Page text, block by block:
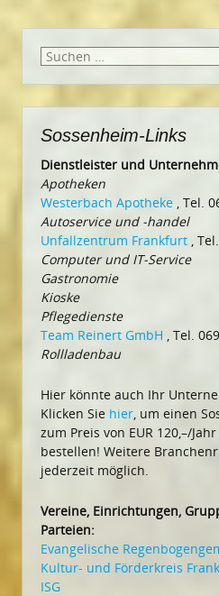
Suchen
Sossenheim-Links
Dienstleister und
Apotheken
Westerbach Apotheke , Tel.
Autoservice und -handel
Unfallzentrum Frankfurt ,
Computer und IT-Service
Gastronomie
Kioske
Pflegedienste
Team Reinert GmbH , Tel.
Rollladenbau
Hier könnte auch Ihr
Klicken Sie hier, um einen
zum Preis von EUR 120,–/
bestellen! Weitere
jederzeit möglich.
Vereine, Einrichtungen,
Parteien:
Evangelische
Kultur- und Förderkreis
ISG